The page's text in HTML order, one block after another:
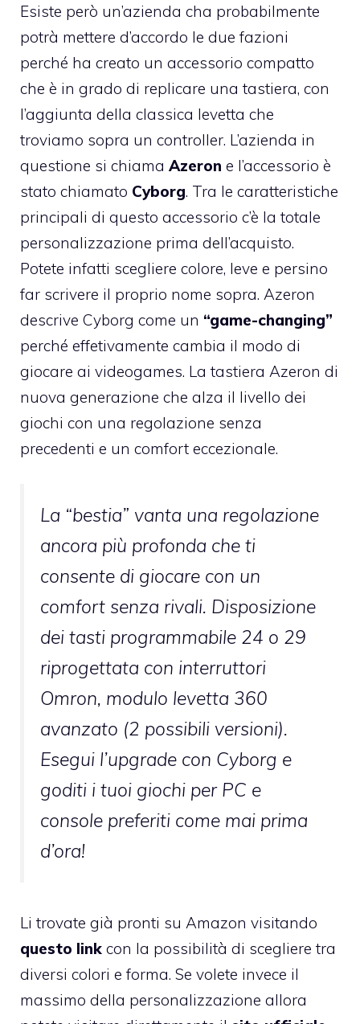
Esiste però un’azienda cha probabilmente
potrà mettere d’accordo le due fazioni
perché ha creato un accessorio compatto
che è in grado di replicare una tastiera, con
l’aggiunta della classica levetta che
troviamo sopra un controller. L’azienda in
questione si chiama Azeron e l’accessorio è
stato chiamato Cyborg. Tra le caratteristiche
principali di questo accessorio c’è la totale
personalizzazione prima dell’acquisto.
Potete infatti scegliere colore, leve e persino
far scrivere il proprio nome sopra. Azeron
descrive Cyborg come un “game-changing”
perché effetivamente cambia il modo di
giocare ai videogames. La tastiera Azeron di
nuova generazione che alza il livello dei
giochi con una regolazione senza
precedenti e un comfort eccezionale.
La “bestia” vanta una regolazione
ancora più profonda che ti
consente di giocare con un
comfort senza rivali. Disposizione
dei tasti programmabile 24 o 29
riprogettata con interruttori
Omron, modulo levetta 360
avanzato (2 possibili versioni).
Esegui l’upgrade con Cyborg e
goditi i tuoi giochi per PC e
console preferiti come mai prima
d’ora!
Li trovate già pronti su Amazon visitando
questo link con la possibilità di scegliere tra
diversi colori e forma. Se volete invece il
massimo della personalizzazione allora